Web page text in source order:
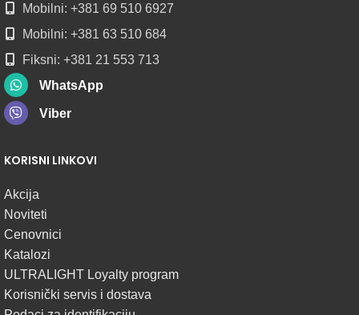
Mobilni: +381 69 510 6927
Mobilni: +381 63 510 684
Fiksni: +381 21 553 713
WhatsApp
Viber
KORISNI LINKOVI
Akcija
Noviteti
Cenovnici
Katalozi
ULTRALIGHT Loyalty program
Korisnički servis i dostava